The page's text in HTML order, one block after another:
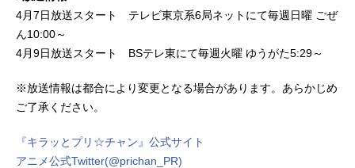
4月7日放送スタート テレビ東京系6局ネットにて毎週日曜 ごぜ
ん10:00～
4月9日放送スタート BSテレ東にて毎週火曜 ゆうがた5:29～
※放送情報は都合により変更となる場合があります。あらかじめ
ご了承ください。
『キラッとプリ☆チャン』公式サイト
アニメ公式Twitter(@prichan_PR)